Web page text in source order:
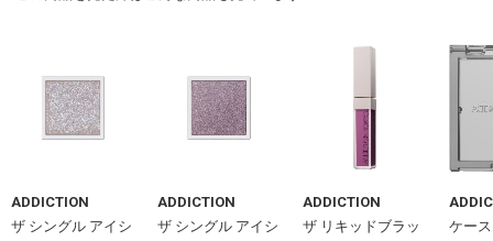
ADDICTION
ザ シングル アイシ
ADDICTION
ザ シングル アイシ
ADDICTION
ザ リキッドブラッ
ケー